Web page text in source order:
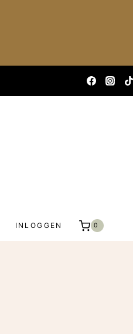
INLOGGEN 0